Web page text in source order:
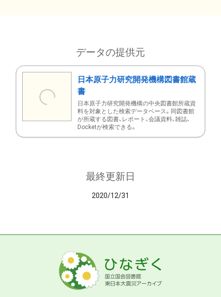
データの提供元
日本原子力研究開発機構図書館蔵
書
日本原子力研究開発機構の中央図書館所蔵資
料を対象とした検索データベース。同図書館
が所蔵する図書、レポート、会議資料、雑誌、
Docketが検索できる。
最終更新日
2020/12/31